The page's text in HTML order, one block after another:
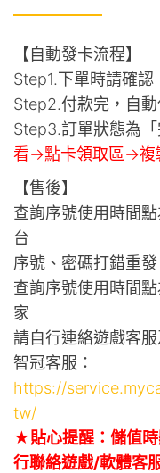
【自動發卡流程】
Step1.下單時請確認
Step2.付款完，自動
Step3.訂單狀態為
看->點卡領取區->複
【售後】
查詢序號使用時間
台
序號、密碼打錯重
查詢序號使用時間
家
請自行連絡遊戲客
智冠客服：
https://
tw/
★貼心提醒：儲值時
行聯絡遊戲/軟體客